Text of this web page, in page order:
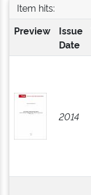
Item hits:
Preview
Issue
Date
2014